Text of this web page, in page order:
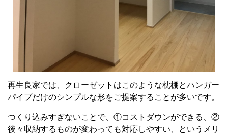
再生良家では、クローゼットはこのような枕棚とハンガー
パイプだけのシンプルな形をご提案することが多いです。
つくり込みすぎないことで、①コストダウンができる、②
後々収納するものが変わっても対応しやすい、というメリ